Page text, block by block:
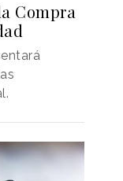
Compra